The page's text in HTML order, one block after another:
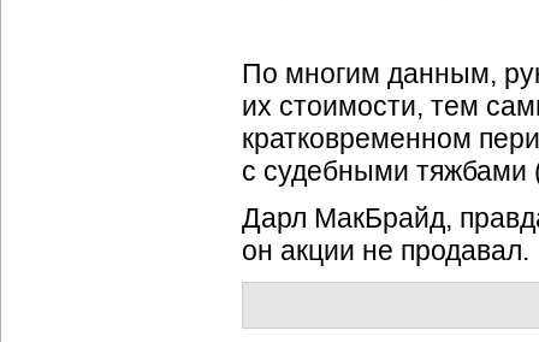
По многим данным,
их стоимости, тем
кратковременном
с судебными тяжбами
Дарл МакБрайд,
он акции не продавал.